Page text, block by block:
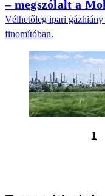
– megszólalt a Mol
Vélhetőleg ipari
finomítóban.
1